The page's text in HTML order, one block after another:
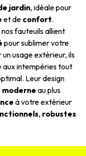
jardin, idéale pour
et de confort.
fauteuils allient
pour sublimer votre
usage extérieur, ils
aux intempéries tout
Leur design
moderne au plus
à votre extérieur
, robustes